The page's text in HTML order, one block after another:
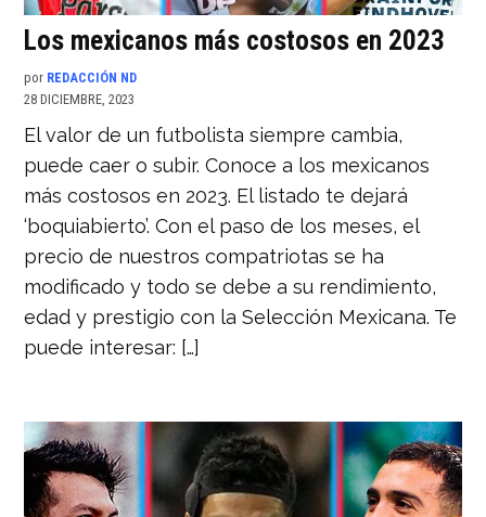
Los mexicanos más costosos en 2023
por REDACCIÓN ND
28 DICIEMBRE, 2023
El valor de un futbolista siempre cambia,
puede caer o subir. Conoce a los mexicanos
más costosos en 2023. El listado te dejará
‘boquiabierto’. Con el paso de los meses, el
precio de nuestros compatriotas se ha
modificado y todo se debe a su rendimiento,
edad y prestigio con la Selección Mexicana. Te
puede interesar: […]